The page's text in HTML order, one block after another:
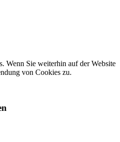
Wenn Sie weiterhin auf der Website
von Cookies zu.